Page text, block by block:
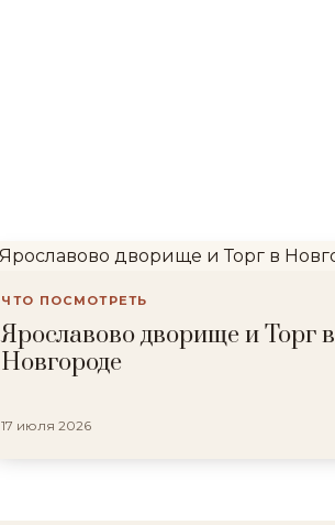
ЧТО ПОСМОТРЕТЬ
Ярославово дворище и Торг в
Новгороде
17 июля 2026